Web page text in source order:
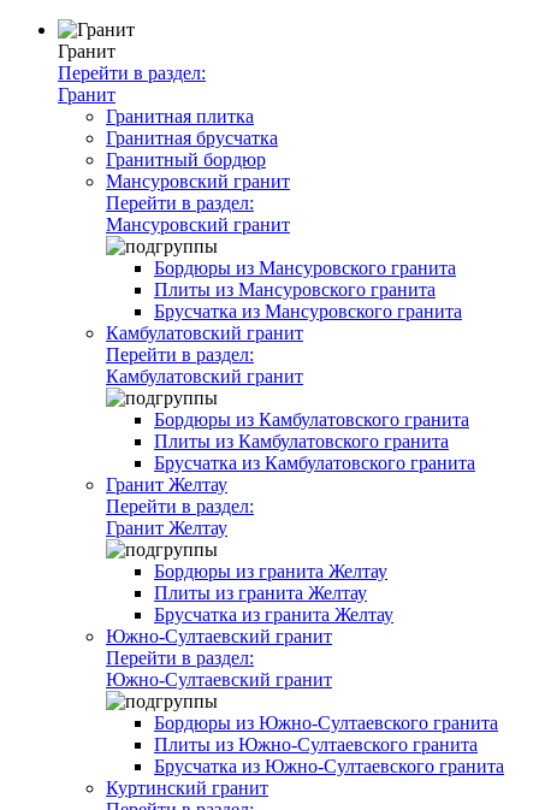
Гранит
Перейти в раздел:
Гранит
Гранитная плитка
Гранитная брусчатка
Гранитный бордюр
Мансуровский гранит
Перейти в раздел:
Мансуровский гранит
Бордюры из Мансуровского гранита
Плиты из Мансуровского гранита
Брусчатка из Мансуровского гранита
Камбулатовский гранит
Перейти в раздел:
Камбулатовский гранит
Бордюры из Камбулатовского гранита
Плиты из Камбулатовского гранита
Брусчатка из Камбулатовского гранита
Гранит Желтау
Перейти в раздел:
Гранит Желтау
Бордюры из гранита Желтау
Плиты из гранита Желтау
Брусчатка из гранита Желтау
Южно-Султаевский гранит
Перейти в раздел:
Южно-Султаевский гранит
Бордюры из Южно-Султаевского гранита
Плиты из Южно-Султаевского гранита
Брусчатка из Южно-Султаевского гранита
Куртинский гранит